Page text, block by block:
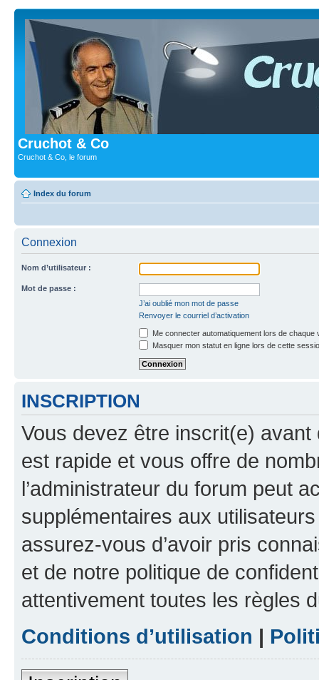
Cruchot & Co
Cruchot & Co, le forum
Index du forum
Connexion
Nom d’utilisateur :
Mot de passe :
J’ai oublié mon mot de passe
Renvoyer le courriel d’activation
Me connecter automatiquement lors de chaque
Masquer mon statut en ligne lors de cette
INSCRIPTION
Vous devez être inscrit(e) avant
est rapide et vous offre de
l’administrateur du forum peut
supplémentaires aux
assurez-vous d’avoir pris
et de notre politique de
attentivement toutes les règles
Conditions d’utilisation |